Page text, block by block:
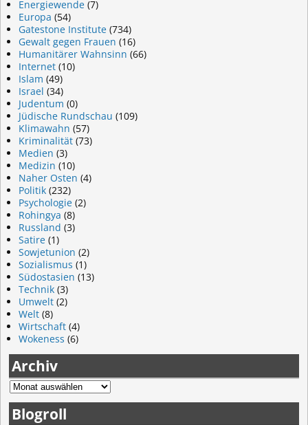
Energiewende (7)
Europa (54)
Gatestone Institute (734)
Gewalt gegen Frauen (16)
Humanitärer Wahnsinn (66)
Internet (10)
Islam (49)
Israel (34)
Judentum (0)
Jüdische Rundschau (109)
Klimawahn (57)
Kriminalität (73)
Medien (3)
Medizin (10)
Naher Osten (4)
Politik (232)
Psychologie (2)
Rohingya (8)
Russland (3)
Satire (1)
Sowjetunion (2)
Sozialismus (1)
Südostasien (13)
Technik (3)
Umwelt (2)
Welt (8)
Wirtschaft (4)
Wokeness (6)
Archiv
Blogroll